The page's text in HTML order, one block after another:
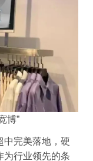
博”
中完美落地，硬
为行业领先的条